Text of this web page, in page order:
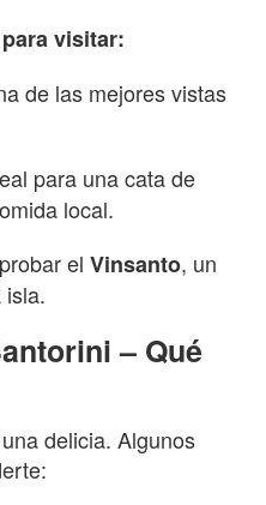
visitar:
de las mejores vistas
para una cata de
local.
el Vinsanto, un
isla.
– Qué
delicia. Algunos